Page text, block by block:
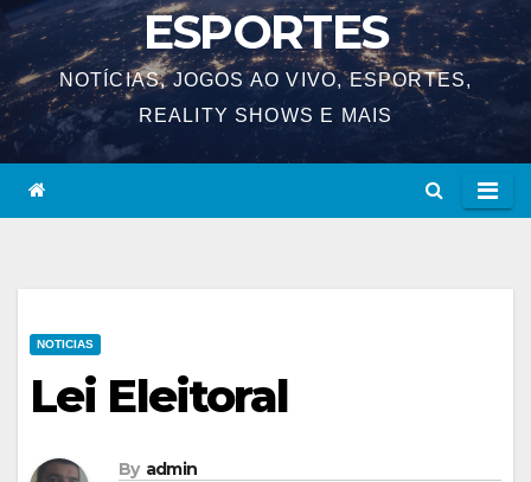
ESPORTES
NOTÍCIAS, JOGOS AO VIVO, ESPORTES,
REALITY SHOWS E MAIS
NOTICIAS
Lei Eleitoral
By admin